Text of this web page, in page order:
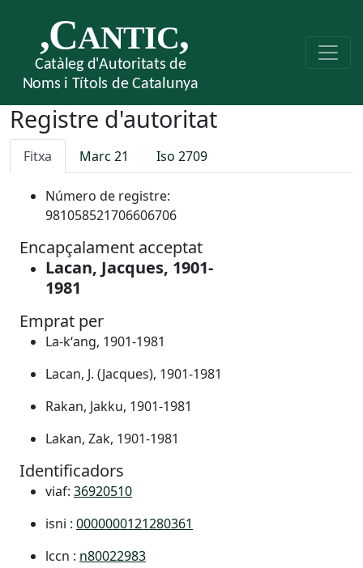
Registre d'autoritat
Fitxa Marc 21 Iso 2709
Número de registre:
981058521706606706
Encapçalament acceptat
Lacan, Jacques, 1901-
1981
Emprat per
La-kʻang, 1901-1981
Lacan, J. (Jacques), 1901-1981
Rakan, Jakku, 1901-1981
Lakan, Zak, 1901-1981
Identificadors
viaf: 36920510
isni : 0000000121280361
lccn : n80022983